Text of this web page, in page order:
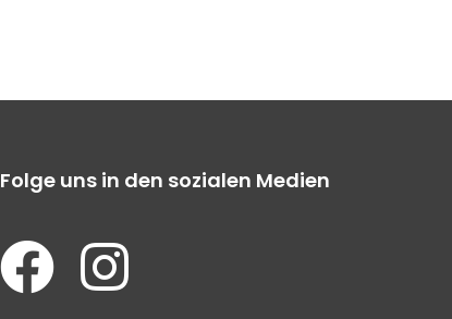
Folge uns in den sozialen Medien